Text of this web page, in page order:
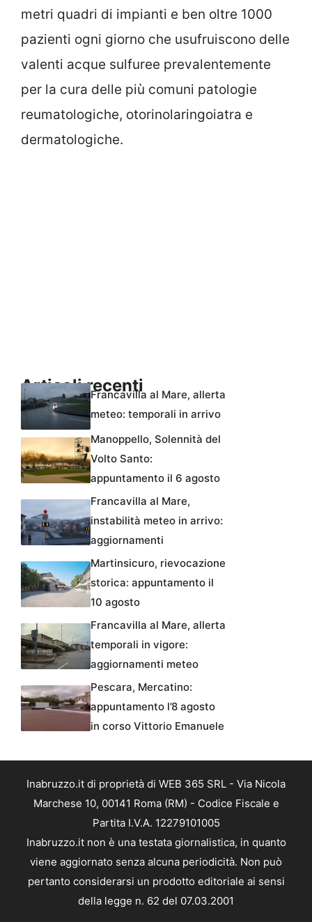
metri quadri di impianti e ben oltre 1000
pazienti ogni giorno che usufruiscono delle
valenti acque sulfuree prevalentemente
per la cura delle più comuni patologie
reumatologiche, otorinolaringoiatra e
dermatologiche.
Articoli recentiFrancavilla al Mare, allerta
meteo: temporali in arrivo
Manoppello, Solennità del
Volto Santo:
appuntamento il 6 agosto
Francavilla al Mare,
instabilità meteo in arrivo:
aggiornamenti
Martinsicuro, rievocazione
storica: appuntamento il
10 agosto
Francavilla al Mare, allerta
temporali in vigore:
aggiornamenti meteo
Pescara, Mercatino:
appuntamento l’8 agosto
in corso Vittorio Emanuele
Inabruzzo.it di proprietà di WEB 365 SRL - Via Nicola
Marchese 10, 00141 Roma (RM) - Codice Fiscale e
Partita I.V.A. 12279101005
Inabruzzo.it non è una testata giornalistica, in quanto
viene aggiornato senza alcuna periodicità. Non può
pertanto considerarsi un prodotto editoriale ai sensi
della legge n. 62 del 07.03.2001